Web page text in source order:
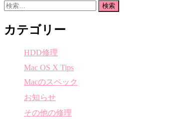
検
カテゴリー
HDD修理
Mac OS X Tips
Macのスペック
お知らせ
その他の修理